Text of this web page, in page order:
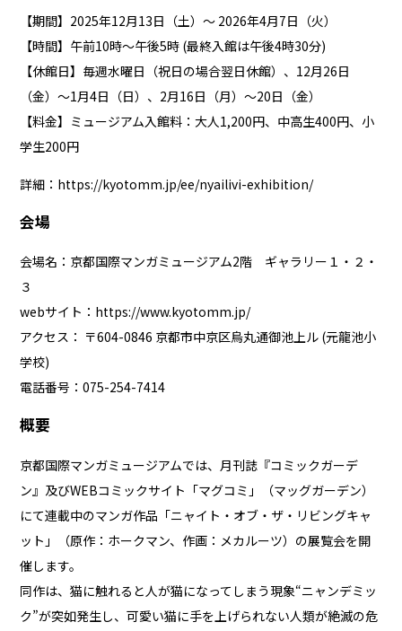
【期間】2025年12月13日（土）～ 2026年4月7日（火）
【時間】午前10時～午後5時 (最終入館は午後4時30分)
【休館日】毎週水曜日（祝日の場合翌日休館）、12月26日
（金）～1月4日（日）、2月16日（月）～20日（金）
【料金】ミュージアム入館料：大人1,200円、中高生400円、小
学生200円
詳細： https://kyotomm.jp/ee/nyailivi-exhibition/
会場
会場名：京都国際マンガミュージアム2階 ギャラリー１・２・
３
webサイト： https://www.kyotomm.jp/
アクセス： 〒604-0846 京都市中京区烏丸通御池上ル (元龍池小
学校)
電話番号：075-254-7414
概要
京都国際マンガミュージアムでは、月刊誌『コミックガーデ
ン』及びWEBコミックサイト「マグコミ」（マッグガーデン）
にて連載中のマンガ作品「ニャイト・オブ・ザ・リビングキャ
ット」（原作：ホークマン、作画：メカルーツ）の展覧会を開
催します。
同作は、猫に触れると人が猫になってしまう現象“ニャンデミッ
ク”が突如発生し、可愛い猫に手を上げられない人類が絶滅の危